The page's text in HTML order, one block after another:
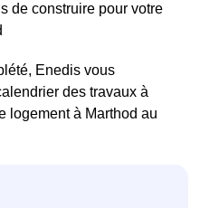
de construire pour votre
Enedis vous
des travaux à
logement à Marthod au